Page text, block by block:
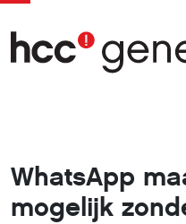
WhatsApp
mogelijk